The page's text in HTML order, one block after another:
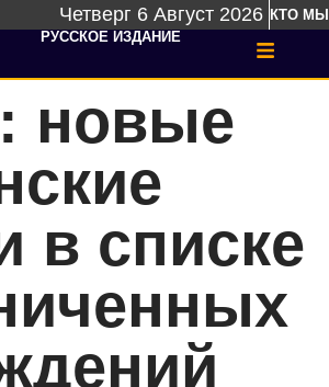
Четверг 6 Август 2026 КТО МЫ
РУССКОЕ ИЗДАНИЕ
новые
в списке